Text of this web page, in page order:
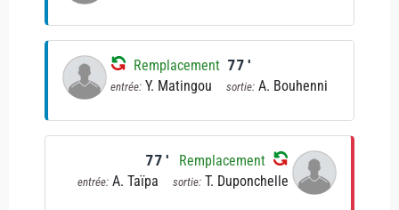
Remplacement 77'
entrée: Y. Matingou sortie: A. Bouhenni
77' Remplacement
entrée: A. Taïpa sortie: T. Duponchelle